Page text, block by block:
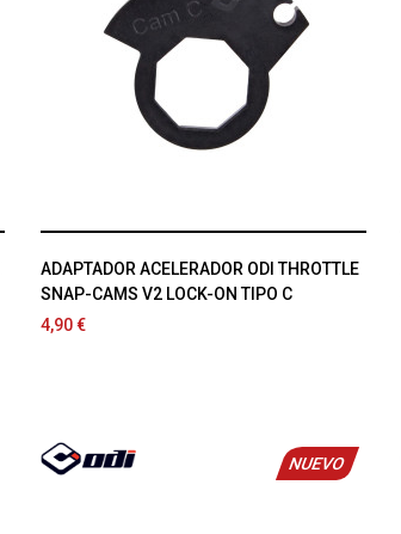
ADAPTADOR ACELERADOR ODI THROTTLE
SNAP-CAMS V2 LOCK-ON TIPO C
4,90 €
NUEVO